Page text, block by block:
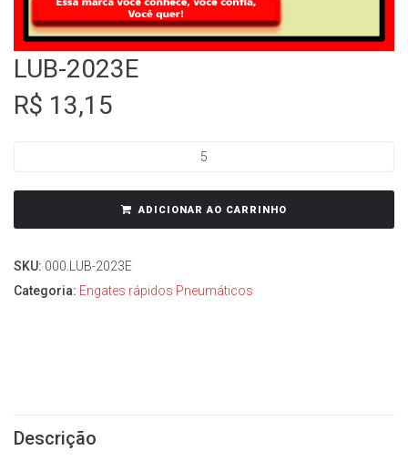
LUB-2023E
R$ 13,15
ADICIONAR AO CARRINHO
SKU: 000.LUB-2023E
Categoria: Engates rápidos Pneumáticos
Descrição